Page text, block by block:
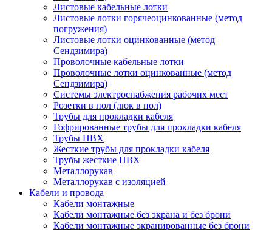
Листовые кабельные лотки
Листовые лотки горячеоцинкованные (метод
погружения)
Листовые лотки оцинкованные (метод
Сендзимира)
Проволочные кабельные лотки
Проволочные лотки оцинкованные (метод
Сендзимира)
Системы электроснабжения рабочих мест
Розетки в пол (люк в пол)
Трубы для прокладки кабеля
Гофрированные трубы для прокладки кабеля
Трубы ПВХ
Жесткие трубы для прокладки кабеля
Трубы жесткие ПВХ
Металлорукав
Металлорукав с изоляцией
Кабели и провода
Кабели монтажные
Кабели монтажные без экрана и без брони
Кабели монтажные экранированные без брони